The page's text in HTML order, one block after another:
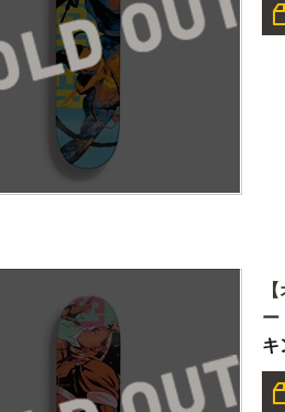
ー
キ